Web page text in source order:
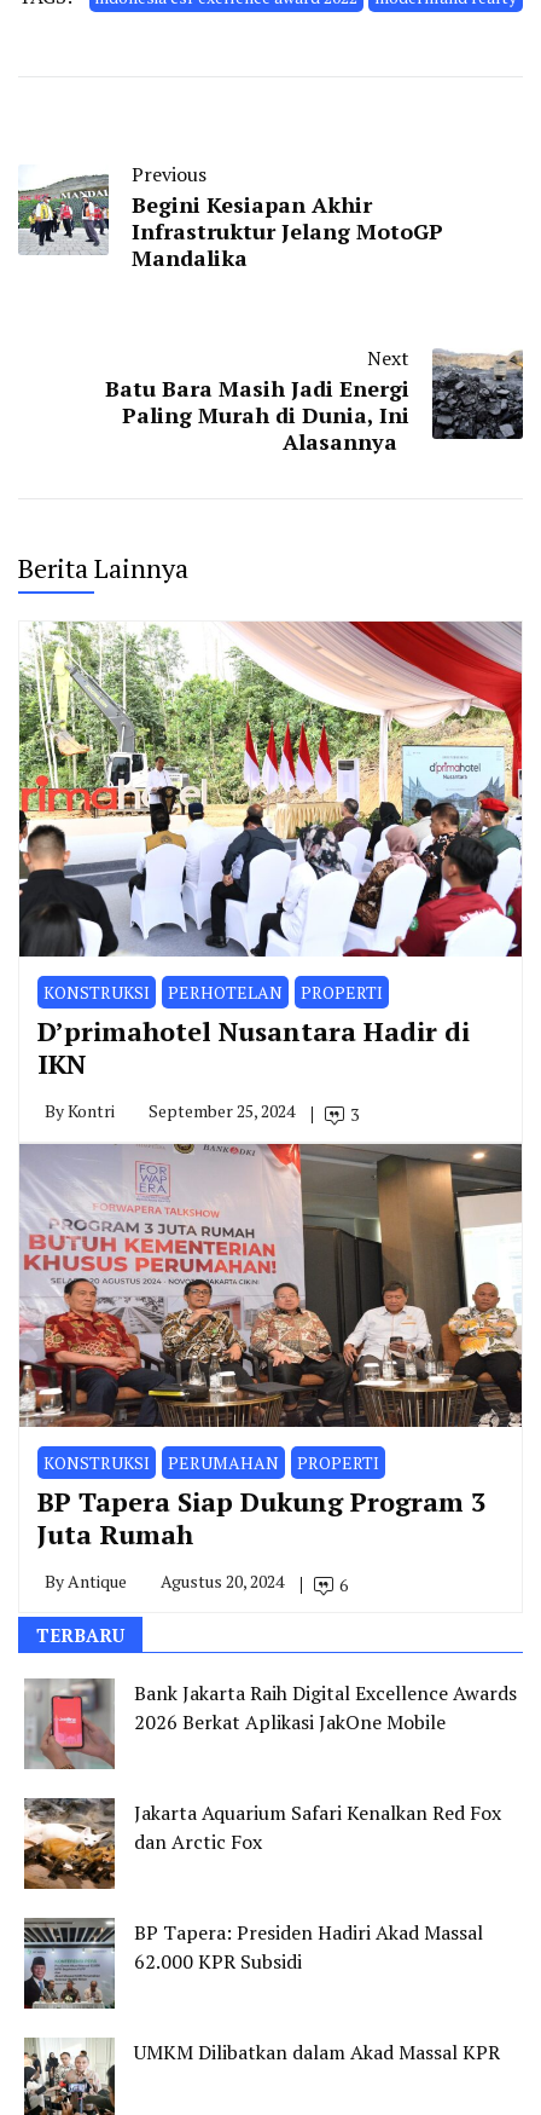
Previous
Begini Kesiapan Akhir
Infrastruktur Jelang MotoGP
Mandalika
Next
Batu Bara Masih Jadi Energi
Paling Murah di Dunia, Ini
Alasannya
Berita Lainnya
KONSTRUKSI PERHOTELAN PROPERTI
D’primahotel Nusantara Hadir di
IKN
ByKontri September 25, 2024 3
KONSTRUKSI PERUMAHAN PROPERTI
BP Tapera Siap Dukung Program 3
Juta Rumah
By Antique Agustus 20, 2024 6
TERBARU
Bank Jakarta Raih Digital Excellence Awards
2026 Berkat Aplikasi JakOne Mobile
Jakarta Aquarium Safari Kenalkan Red Fox
dan Arctic Fox
BP Tapera: Presiden Hadiri Akad Massal
62.000 KPR Subsidi
UMKM Dilibatkan dalam Akad Massal KPR